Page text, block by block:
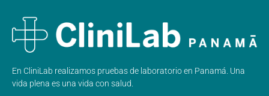
En CliniLab realizamos pruebas de laboratorio en Panamá. Una
vida plena es una vida con salud.